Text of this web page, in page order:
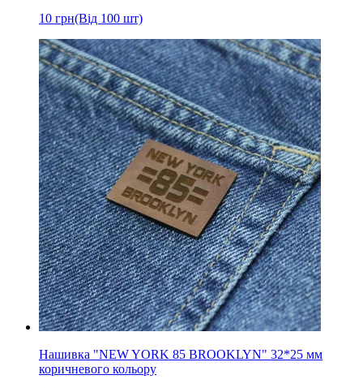
10 грн(Від 100 шт)
Нашивка "NEW YORK 85 BROOKLYN" 32*25 мм
коричневого кольору